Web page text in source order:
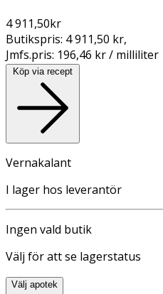
4 911,50kr
Butikspris: 4 911,50 kr,
Jmfs.pris: 196,46 kr / milliliter
Köp via recept
Vernakalant
I lager hos leverantör
Ingen vald butik
Välj för att se lagerstatus
Välj apotek